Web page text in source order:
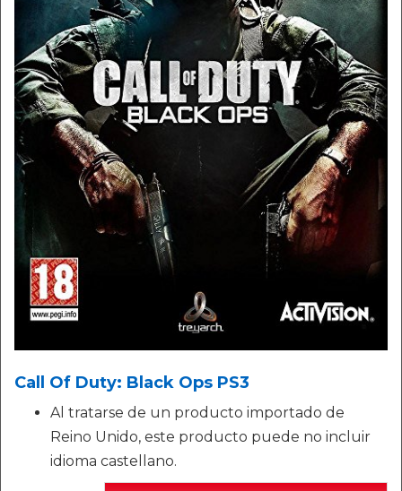
Call Of Duty: Black Ops PS3
Al tratarse de un producto importado de
Reino Unido, este producto puede no incluir
idioma castellano.